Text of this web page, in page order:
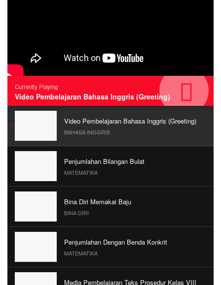
Currently Playing
Video Pembelajaran Bahasa Inggris (Greeting)
Video Pembelajaran Bahasa Inggris (Greeting)
BAHASA INGGRIS
Penjumlahan Bilangan Bulat
MATEMATIKA
Bina Diri Memakai Baju
BINA DIRI
Penjumlahan Dengan Benda Konkrit
MATEMATIKA
Media Pembelajaran Teks Prosedur Kelas VIII